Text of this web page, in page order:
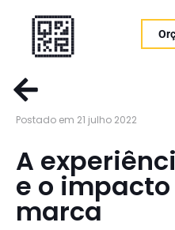
Postado em 21 julho 2022
A
e o
marca